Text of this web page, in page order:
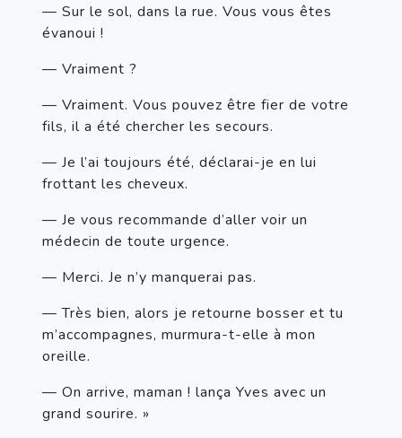
— Sur le sol, dans la rue. Vous vous êtes
évanoui !
— Vraiment ?
— Vraiment. Vous pouvez être fier de votre
fils, il a été chercher les secours.
— Je l’ai toujours été, déclarai-je en lui
frottant les cheveux.
— Je vous recommande d’aller voir un
médecin de toute urgence.
— Merci. Je n’y manquerai pas.
— Très bien, alors je retourne bosser et tu
m’accompagnes, murmura-t-elle à mon
oreille.
— On arrive, maman ! lança Yves avec un
grand sourire. »